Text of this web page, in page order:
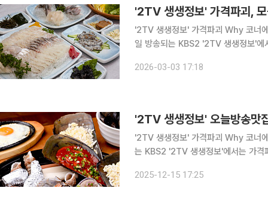
'2TV 생생정보' 가격파괴,
'2TV 생생정보' 가격파괴 Why 코
일 방송되는 KBS2 '2TV 생생정
2026-03-03 17:18
'2TV 생생정보' 가격파괴 Why 코너에
는 KBS2 '2TV 생생정보'에서는 가
2025-12-15 17:25